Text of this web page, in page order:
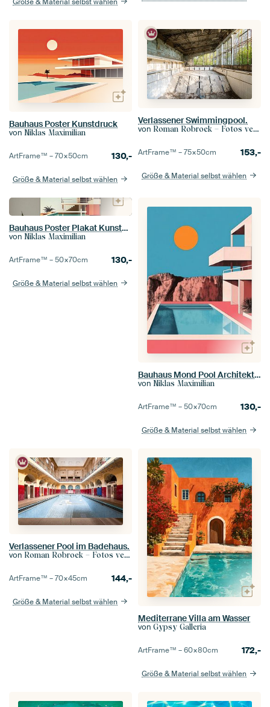
Bauhaus Poster Kunstdruck
von Niklas Maximilian
ArtFrame™ –70×50cm 130,-
Größe & Material selbst wählen
Verlassener Swimmingpool.
von Roman Robroek – Fotos verlassener Gebäude
ArtFrame™ –75×50cm 153,-
Größe & Material selbst wählen
Bauhaus Poster Plakat Kunstdruck Illustration
von Niklas Maximilian
ArtFrame™ –50×70cm 130,-
Größe & Material selbst wählen
Bauhaus Mond Pool Architektur Hellblau Wüste
von Niklas Maximilian
ArtFrame™ –50×70cm 130,-
Größe & Material selbst wählen
Verlassener Pool im Badehaus.
von Roman Robroek – Fotos verlassener Gebäude
ArtFrame™ –70×45cm 144,-
Größe & Material selbst wählen
Mediterrane Villa am Wasser
von Gypsy Galleria
ArtFrame™ –60×80cm 172,-
Größe & Material selbst wählen